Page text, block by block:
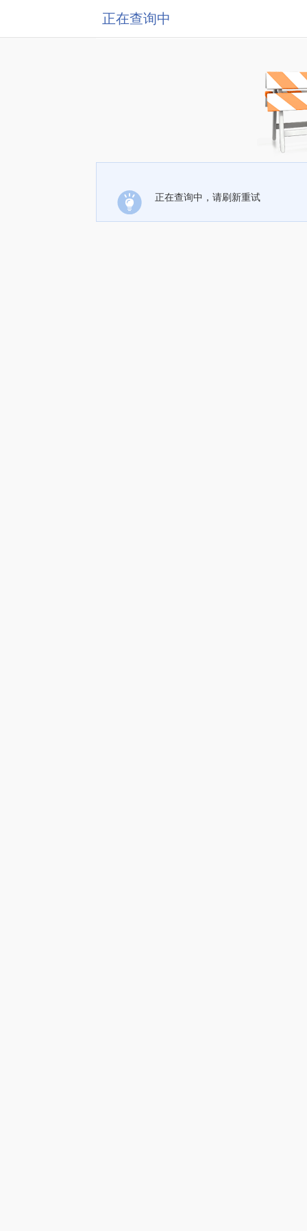
正在查询中
正在查询中，请刷新重试